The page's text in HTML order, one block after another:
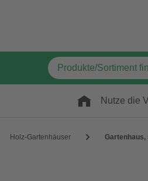
Nutze die
Holz-Gartenhäuser Gartenhaus,